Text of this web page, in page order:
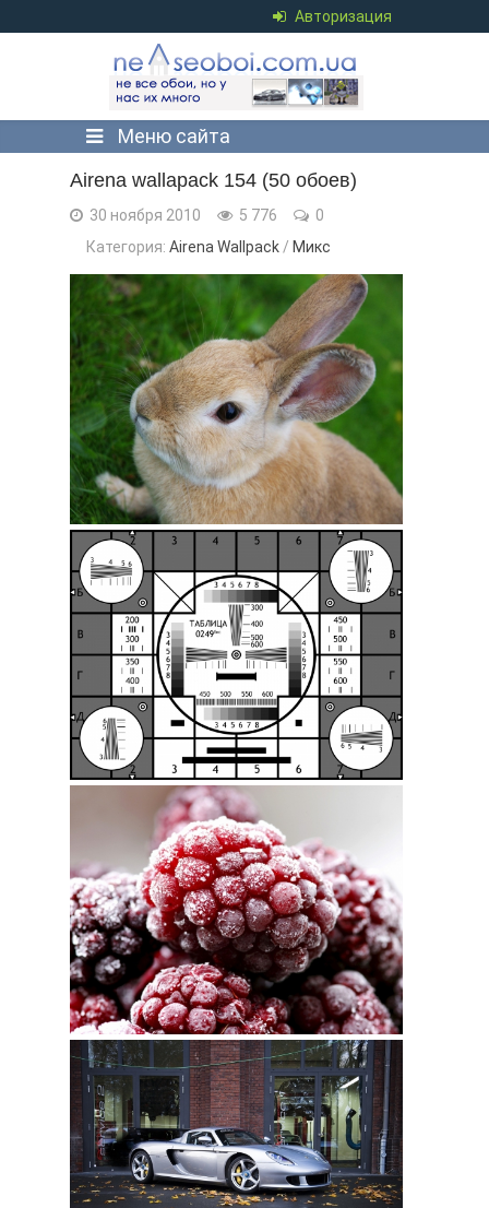
Авторизация
Меню сайта
Airena wallapack 154 (50 обоев)
30 ноября 2010 5 776
0
Категория: Airena Wallpack / Микс